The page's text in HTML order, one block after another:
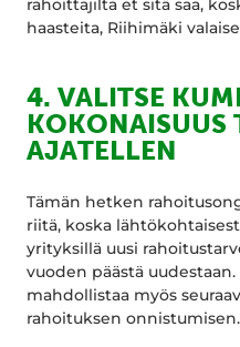
rahoittajilta et sitä saa,
haasteita, Riihimäki
4. VALITSE
KOKONAISUUS
AJATELLEN
Tämän hetken
riitä, koska
yrityksillä uusi
vuoden päästä
mahdollistaa myös
rahoituksen onnistumisen.